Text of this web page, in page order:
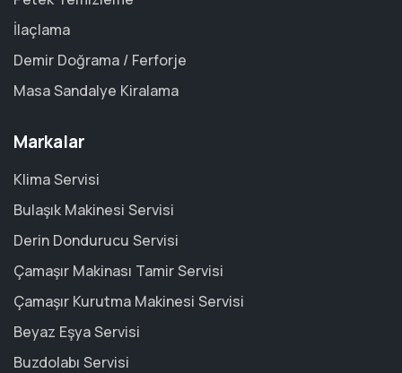
İlaçlama
Demir Doğrama / Ferforje
Masa Sandalye Kiralama
Markalar
Klima Servisi
Bulaşık Makinesi Servisi
Derin Dondurucu Servisi
Çamaşır Makinası Tamir Servisi
Çamaşır Kurutma Makinesi Servisi
Beyaz Eşya Servisi
Buzdolabı Servisi